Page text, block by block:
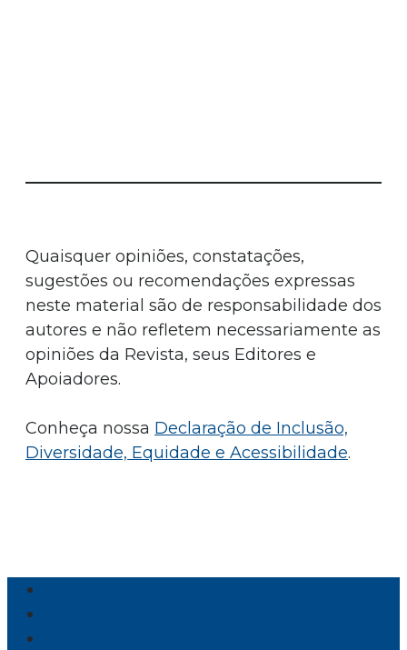
Quaisquer opiniões, constatações,
sugestões ou recomendações expressas
neste material são de responsabilidade dos
autores e não refletem necessariamente as
opiniões da Revista, seus Editores e
Apoiadores.
Conheça nossa Declaração de Inclusão,
Diversidade, Equidade e Acessibilidade.